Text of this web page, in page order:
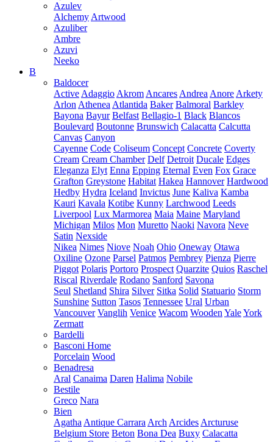
Azulev
Alchemy Artwood
Azuliber
Ambre
Azuvi
Neeko
B
Baldocer
Active Adaggio Akrom Ancares Andrea Anore Arkety
Arlon Athenea Atlantida Baker Balmoral Barkley
Bayona Bayur Belfast Bellagio-1 Black Blancos
Boulevard Boutonne Brunswich Calacatta Calcutta
Canvas Canyon
Cayenne Code Coliseum Concept Concrete Coverty
Cream Cream Chamber Delf Detroit Ducale Edges
Eleganza Elyt Enna Epping Eternal Even Fox Grace
Grafton Greystone Habitat Hakea Hannover Hardwood
Hedby Hydra Iceland Invictus June Kaliva Kamba
Kauri Kavala Kotibe Kunny Larchwood Leeds
Liverpool Lux Marmorea Maia Maine Maryland
Michigan Milos Mon Muretto Naoki Navora Neve
Satin Nexside
Nikea Nimes Niove Noah Ohio Oneway Otawa
Oxiline Ozone Parsel Patmos Pembrey Pienza Pierre
Piggot Polaris Portoro Prospect Quarzite Quios Raschel
Riscal Riverdale Rodano Sanford Savona
Seul Shetland Shira Silver Sitka Solid Statuario Storm
Sunshine Sutton Tasos Tennessee Ural Urban
Vancouver Vanglih Venice Wacom Wooden YaleYork
Zermatt
Bardelli
Basconi Home
Porcelain Wood
Benadresa
Aral Canaima Daren Halima Nobile
Bestile
Greco Nara
Bien
Agatha Antique Carrara Arch Arcides Arcturuse
Belgium Store Beton Bona Dea Buxy Calacatta